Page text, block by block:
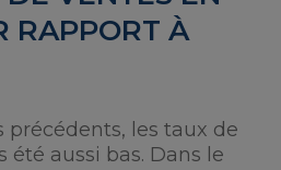
RAPPORT À
précédents, les taux de
été aussi bas. Dans le